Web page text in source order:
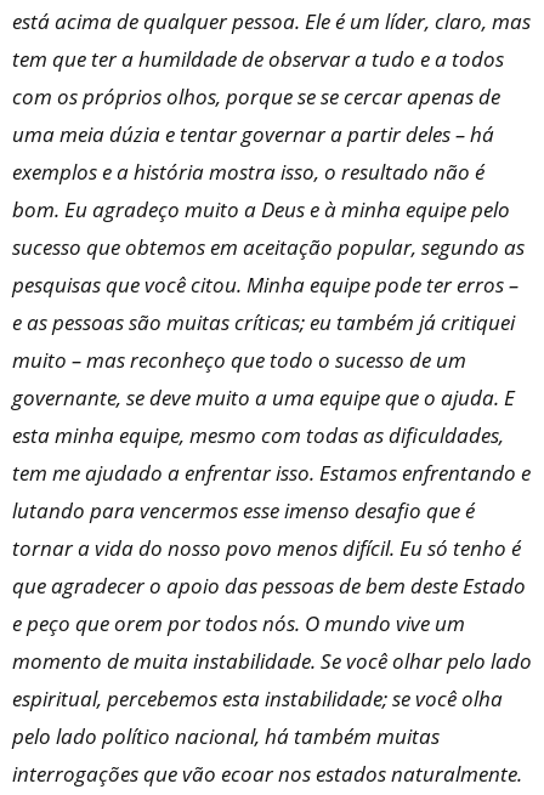
está acima de qualquer pessoa. Ele é um líder, claro, mas
tem que ter a humildade de observar a tudo e a todos
com os próprios olhos, porque se se cercar apenas de
uma meia dúzia e tentar governar a partir deles – há
exemplos e a história mostra isso, o resultado não é
bom. Eu agradeço muito a Deus e à minha equipe pelo
sucesso que obtemos em aceitação popular, segundo as
pesquisas que você citou. Minha equipe pode ter erros –
e as pessoas são muitas críticas; eu também já critiquei
muito – mas reconheço que todo o sucesso de um
governante, se deve muito a uma equipe que o ajuda. E
esta minha equipe, mesmo com todas as dificuldades,
tem me ajudado a enfrentar isso. Estamos enfrentando e
lutando para vencermos esse imenso desafio que é
tornar a vida do nosso povo menos difícil. Eu só tenho é
que agradecer o apoio das pessoas de bem deste Estado
e peço que orem por todos nós. O mundo vive um
momento de muita instabilidade. Se você olhar pelo lado
espiritual, percebemos esta instabilidade; se você olha
pelo lado político nacional, há também muitas
interrogações que vão ecoar nos estados naturalmente.